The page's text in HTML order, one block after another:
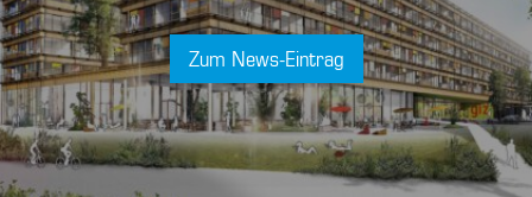
Zum News-Eintrag